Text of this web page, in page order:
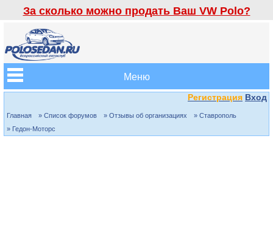
За сколько можно продать Ваш VW Polo?
Меню
Регистрация Вход
Главная » Список форумов » Отзывы об организациях
» Ставрополь
» Гедон-Моторс